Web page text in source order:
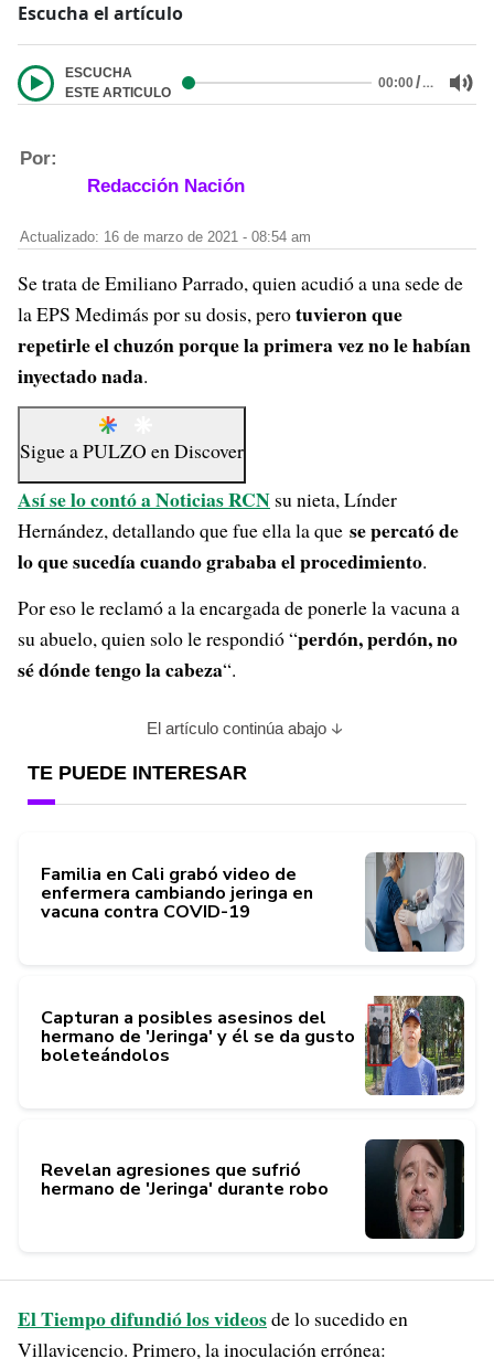
Escucha el artículo
ESCUCHA
ESTE ARTICULO
00:00/…
Por:
Redacción Nación
Actualizado: 16 de marzo de 2021 - 08:54 am
Se trata de Emiliano Parrado, quien acudió a una sede de
la EPS Medimás por su dosis, perotuvieron que
repetirle el chuzón porque la primera vez no le habían
inyectado nada.
Sigue aPULZO enDiscover
Así se lo contó a Noticias RCN su nieta, Línder
Hernández, detallando que fue ella la que se percató de
lo que sucedía cuando grababa el procedimiento.
Por eso le reclamó a la encargada de ponerle la vacuna a
su abuelo, quien solo le respondió “perdón, perdón, no
sé dónde tengo la cabeza“.
El artículo continúa abajo
TE PUEDE INTERESAR
Familia en Cali grabó video de
enfermera cambiando jeringa en
vacuna contra COVID-19
Capturan a posibles asesinos del
hermano de 'Jeringa' y él se da gusto
boleteándolos
Revelan agresiones que sufrió
hermano de 'Jeringa' durante robo
El Tiempo difundió los videosde lo sucedido en
Villavicencio. Primero, la inoculación errónea: